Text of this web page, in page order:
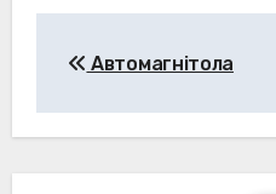
записів
Автомагнітола